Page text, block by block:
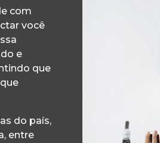
com
você
e
que
do país,
entre